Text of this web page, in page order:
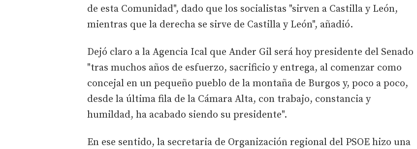
de esta Comunidad", dado que los socialistas "sirven a Castilla y León,
mientras que la derecha se sirve de Castilla y León", añadió.
Dejó claro a la Agencia Ical que Ander Gil será hoy presidente del Senado
"tras muchos años de esfuerzo, sacrificio y entrega, al comenzar como
concejal en un pequeño pueblo de la montaña de Burgos y, poco a poco,
desde la última fila de la Cámara Alta, con trabajo, constancia y
humildad, ha acabado siendo su presidente".
En ese sentido, la secretaria de Organización regional del PSOE hizo una